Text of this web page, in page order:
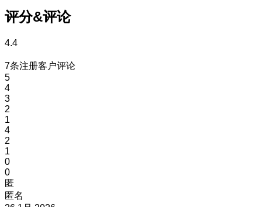
评分&评论
4.4
7条注册客户评论
5
4
3
2
1
4
2
1
0
0
匿
匿名